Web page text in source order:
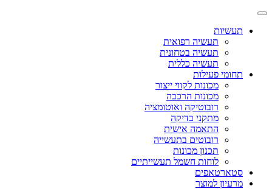
תעשיות
תעשיה רפואית
תעשיה בטחונית
תעשיה כללית
תחומי פעילות
מכונות לקווי ייצור
מכונות הרכבה
רובוטיקה ואוטומציה
מתקני בדיקה
התאמה אישית
רובוטים בתעשייה
תכנון מכונות
לוחות חשמל תעשייתיים
סטארטאפים
מרעיון למוצר